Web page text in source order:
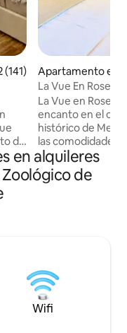
promedio: 4.92 de
(141)
de
la
la
a
Apartamento en
La Vue En Rose –
tranquilidad
La Vue en Rose
encanto en el
histórico de
las comodidades,
escapada. Este nido de 20 m²,
cuidadosamente
espíritu de una
a sus
P+R).
en alquileres
de
Wifi